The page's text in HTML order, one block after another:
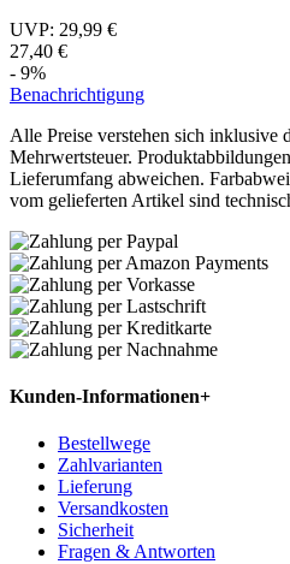
UVP: 29,99 €
27,40 €
- 9%
Benachrichtigung
Alle Preise verstehen sich inklusive
Mehrwertsteuer.
Lieferumfang abweichen.
vom gelieferten Artikel sind
Kunden-Informationen+
Bestellwege
Zahlvarianten
Lieferung
Versandkosten
Sicherheit
Fragen & Antworten